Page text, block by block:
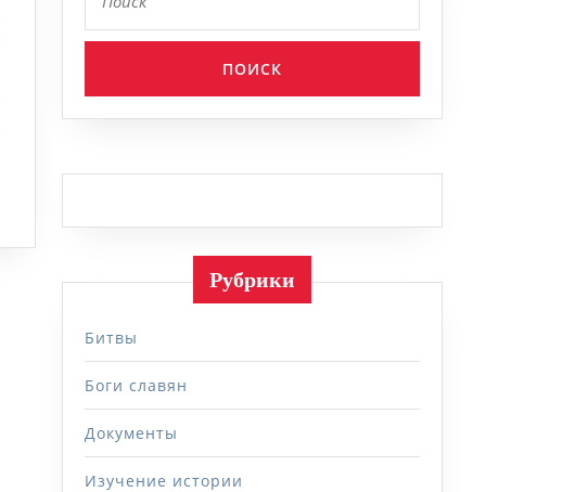
Рубрики
Битвы
Боги славян
Документы
Изучение истории